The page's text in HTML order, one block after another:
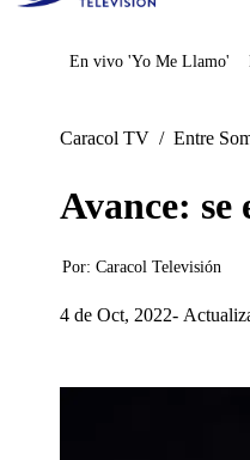
Juegos
En vivo 'Yo Me Llamo'
Caracol TV / Entre
Avance:
Por: Caracol Televisión
4 de Oct, 2022